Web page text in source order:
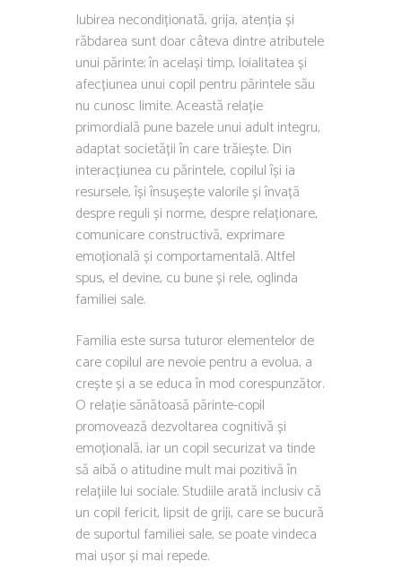
Iubirea necondiționată, grija, atenția și
răbdarea sunt doar câteva dintre atributele
unui părinte; în același timp, loialitatea și
afecțiunea unui copil pentru părintele său
nu cunosc limite. Această relație
primordială pune bazele unui adult integru,
adaptat societății în care trăiește. Din
interacțiunea cu părintele, copilul își ia
resursele, își însușește valorile și învață
despre reguli și norme, despre relaționare,
comunicare constructivă, exprimare
emoțională și comportamentală. Altfel
spus, el devine, cu bune și rele, oglinda
familiei sale.
Familia este sursa tuturor elementelor de
care copilul are nevoie pentru a evolua, a
crește și a se educa în mod corespunzător.
O relație sănătoasă părinte-copil
promovează dezvoltarea cognitivă și
emoțională, iar un copil securizat va tinde
să aibă o atitudine mult mai pozitivă în
relațiile lui sociale. Studiile arată inclusiv că
un copil fericit, lipsit de griji, care se bucură
de suportul familiei sale, se poate vindeca
mai ușor și mai repede.